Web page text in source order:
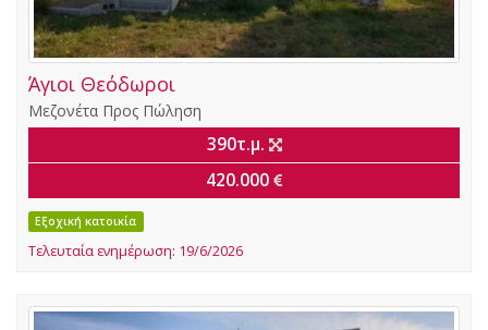
Άγιοι Θεόδωροι
Μεζονέτα Προς Πώληση
390τ.μ.
420.000
Εξοχική κατοικία
Τελευταία ενημέρωση: 19/6/2026